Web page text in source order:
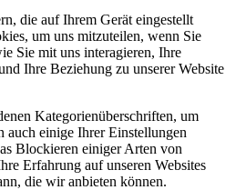
die auf Ihrem Gerät eingestellt
um uns mitzuteilen, wenn Sie
Sie mit uns interagieren, Ihre
Ihre Beziehung zu unserer Website
Kategorienüberschriften, um
auch einige Ihrer Einstellungen
Blockieren einiger Arten von
Erfahrung auf unseren Websites
die wir anbieten können.